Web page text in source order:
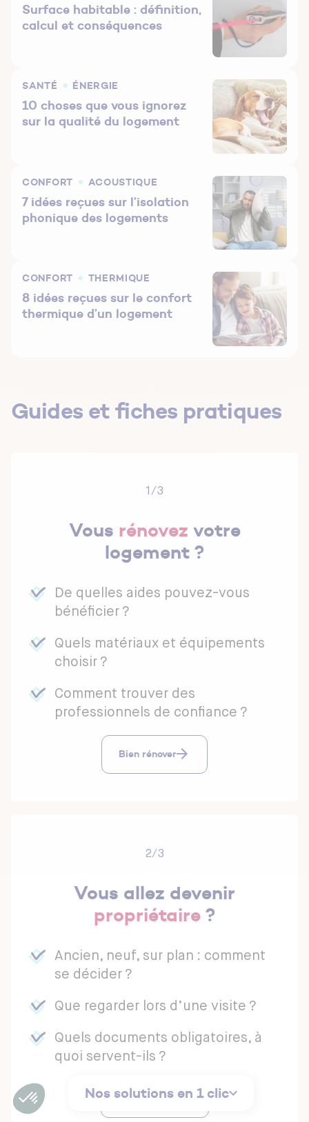
Surface habitable : définition,
calcul et conséquences
SANTÉ ÉNERGIE
10 choses que vous ignorez
sur la qualité du logement
CONFORT ACOUSTIQUE
7 idées reçues sur l’isolation
phonique des logements
CONFORT THERMIQUE
8 idées reçues sur le confort
thermique d’un logement
Guides et fiches pratiques
1/3
Vous rénovez votre
logement ?
De quelles aides pouvez-vous
bénéficier ?
Quels matériaux et équipements
choisir ?
Comment trouver des
professionnels de confiance ?
Bien rénover
2/3
Vous allez devenir
propriétaire ?
Ancien, neuf, sur plan : comment
se décider ?
Que regarder lors d’une visite ?
Quels documents obligatoires, à
quoi servent-ils ?
Bien acheter
Nos solutions en 1 clic